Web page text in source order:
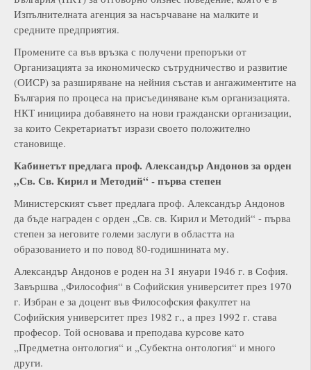
Изпълнителната агенция за насърчаване на малките и
средните предприятия.
Промените са във връзка с получени препоръки от
Организацията за икономическо сътрудничество и развитие
(ОИСР) за разширяване на нейния състав и ангажиментите на
България по процеса на присъединяване към организацията.
НКТ инициира добавянето на нови граждански организации,
за които Секретариатът изрази своето положително
становище.
Кабинетът предлага проф. АлександърАндонов за орден
„Св. Св. Кирил и Методий“ - първа степен
Министерският съвет предлага проф. Александър Андонов
да бъде награден с орден „Св. св. Кирил и Методий“ - първа
степен за неговите големи заслуги в областта на
образованието и по повод 80-годишнината му.
Александър Андонов е роден на 31 януари 1946 г. в София.
Завършва „Философия“ в Софийския университет през 1970
г. Избран е за доцент във Философския факултет на
Софийския университет през 1982 г., а през 1992 г. става
професор. Той основава и преподава курсове като
„Предметна онтология“ и „Субектна онтология“ и много
други.